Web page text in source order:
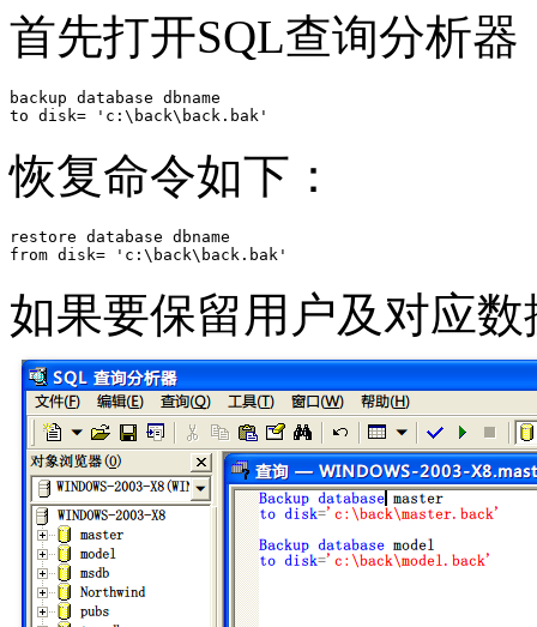
首先打开SQL查询分析
backup database dbname
to disk= 'c:\back\back.bak'
恢复命令如下：
restore database dbname
from disk= 'c:\back\back.bak'
如果要保留用户及对应